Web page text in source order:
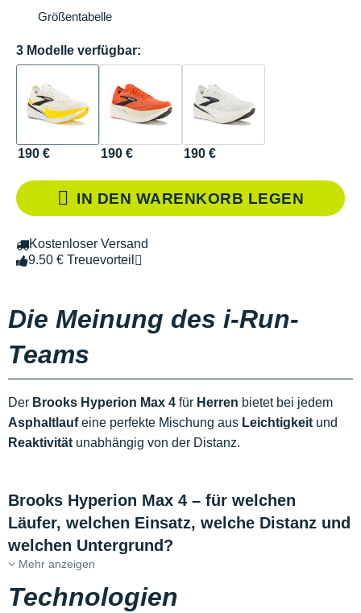
Größentabelle
3 Modelle verfügbar:
190 € 190 € 190 €
IN DEN WARENKORB LEGEN
Kostenloser Versand
9.50 € Treuevorteil
Die Meinung des i-Run-
Teams
Der Brooks Hyperion Max 4 für Herren bietet bei jedem
Asphaltlaufeine perfekte Mischung aus Leichtigkeit und
Reaktivität unabhängig von der Distanz.
Brooks Hyperion Max 4 – für welchen
Läufer, welchen Einsatz, welche Distanz und
welchen Untergrund?
Mehr anzeigen
Technologien